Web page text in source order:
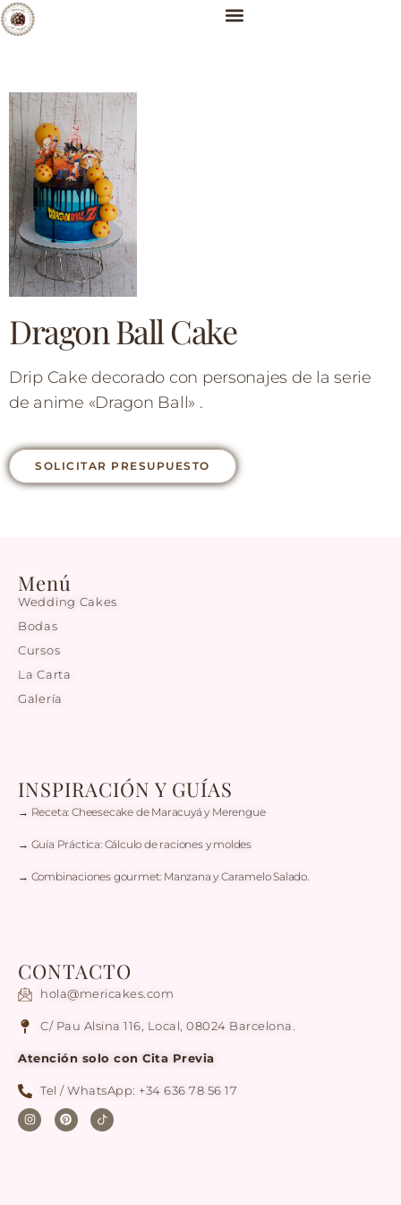
Dragon Ball Cake
Drip Cake decorado con personajes de la serie
de anime «Dragon Ball» .
SOLICITAR PRESUPUESTO
Menú
Wedding Cakes
Bodas
Cursos
La Carta
Galería
INSPIRACIÓN Y GUÍAS
→ Receta: Cheesecake de Maracuyá y Merengue
→ Guía Práctica: Cálculo de raciones y moldes
→ Combinaciones gourmet: Manzana y Caramelo Salado.
CONTACTO
hola@mericakes.com
C/ Pau Alsina 116, Local, 08024 Barcelona.
Atención solo con Cita Previa
Tel / WhatsApp: +34 636 78 56 17